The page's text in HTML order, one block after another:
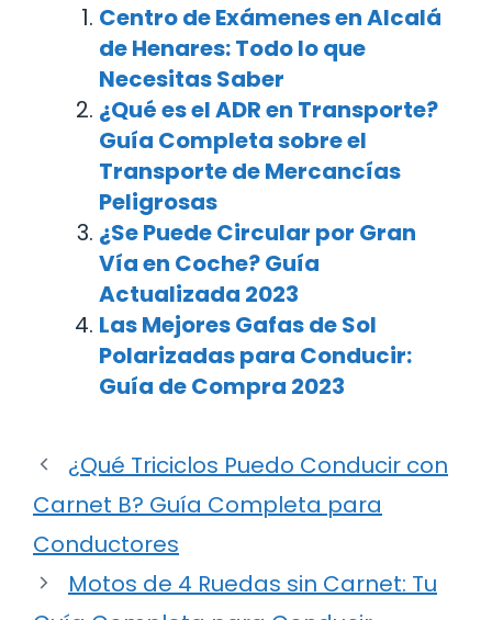
Centro de Exámenes en Alcalá
de Henares: Todo lo que
Necesitas Saber
¿Qué es el ADR en Transporte?
Guía Completa sobre el
Transporte de Mercancías
Peligrosas
¿Se Puede Circular por Gran
Vía en Coche? Guía
Actualizada 2023
Las Mejores Gafas de Sol
Polarizadas para Conducir:
Guía de Compra 2023
¿Qué Triciclos Puedo Conducir con
Carnet B? Guía Completa para
Conductores
Motos de 4 Ruedas sin Carnet: Tu